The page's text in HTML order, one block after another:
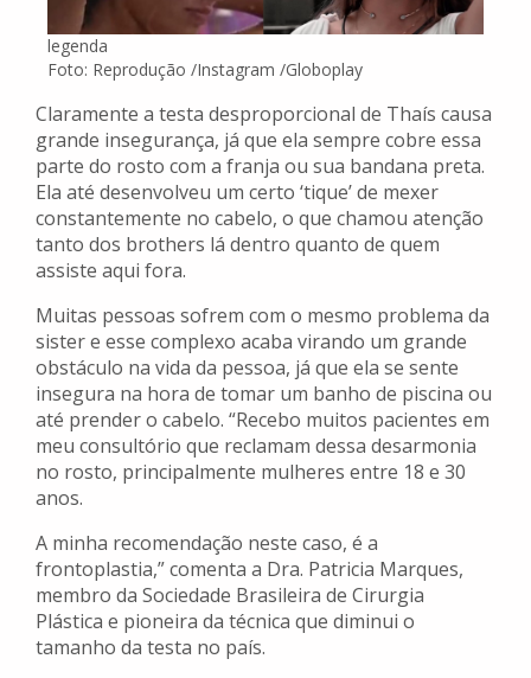
legenda
Foto: Reprodução /Instagram /Globoplay
Claramente a testa desproporcional de Thaís causa
grande insegurança, já que ela sempre cobre essa
parte do rosto com a franja ou sua bandana preta.
Ela até desenvolveu um certo ‘tique’ de mexer
constantemente no cabelo, o que chamou atenção
tanto dos brothers lá dentro quanto de quem
assiste aqui fora.
Muitas pessoas sofrem com o mesmo problema da
sister e esse complexo acaba virando um grande
obstáculo na vida da pessoa, já que ela se sente
insegura na hora de tomar um banho de piscina ou
até prender o cabelo. “Recebo muitos pacientes em
meu consultório que reclamam dessa desarmonia
no rosto, principalmente mulheres entre 18 e 30
anos.
A minha recomendação neste caso, é a
frontoplastia,” comenta a Dra. Patricia Marques,
membro da Sociedade Brasileira de Cirurgia
Plástica e pioneira da técnica que diminui o
tamanho da testa no país.